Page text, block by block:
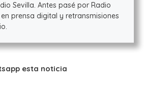
Sevilla. Antes pasé por Radio
en prensa digital y retransmisiones
esta noticia